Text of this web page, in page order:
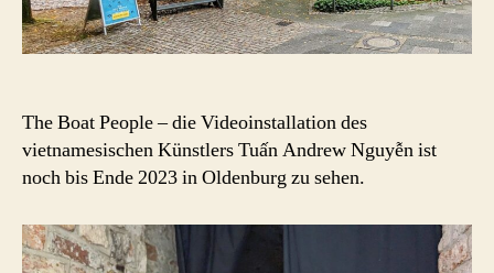
The Boat People – die Videoinstallation des
vietnamesischen Künstlers Tuấn Andrew Nguyễn ist
noch bis Ende 2023 in Oldenburg zu sehen.